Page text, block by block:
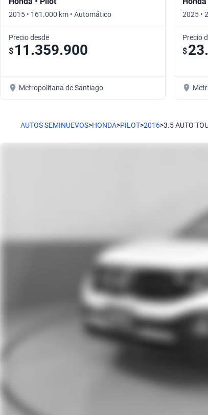
2015 • 161.000 km • Automático
Precio desde
$ 11.359.900
Metropolitana de Santiago
2025 •
Precio
$
AUTOS SEMINUEVOS>HONDA>PILOT>2016>3.5 AUTO